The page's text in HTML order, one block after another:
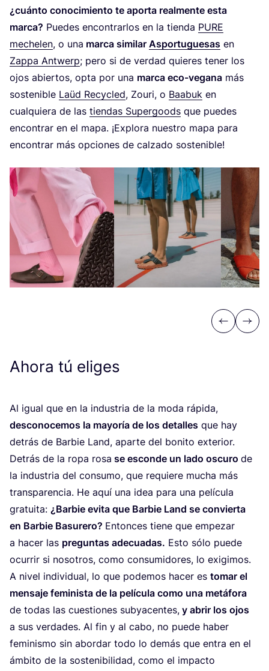
¿cuán­to cono­ci­mien­to te apor­ta real­men­te esta
mar­ca? Pue­des encon­trar­los en la tien­da PURE
meche­len, o una mar­ca simi­lar Aspor­tu­gue­sas en
Zap­pa Ant­werp; pero si de ver­dad quie­res tener los
ojos abier­tos, opta por una mar­ca eco-vega­na más
sos­te­ni­ble Laüd Recy­cled, Zou­ri, o Baa­buk en
cual­quie­ra de las tien­das Super­goods que pue­des
encon­trar en el mapa. ¡Explo­ra nues­tro mapa para
encon­trar más opcio­nes de cal­za­do sostenible!
Previous
Next
Ahora tú eliges
Al igual que en la indus­tria de la moda rápi­da,
des­co­no­ce­mos la mayo­ría de los deta­lles que hay
detrás de Bar­bie Land, apar­te del boni­to exte­rior.
Detrás de la ropa rosa se escon­de un lado oscu­ro de
la indus­tria del con­su­mo, que requie­re mucha más
trans­pa­ren­cia. He aquí una idea para una pelí­cu­la
gra­tui­ta: ¿Bar­bie evi­ta que Bar­bie Land se con­vier­ta
en Bar­bie Basu­re­ro? Enton­ces tie­ne que empe­zar
a hacer las pre­gun­tas ade­cua­das. Esto sólo pue­de
ocu­rrir si noso­tros, como con­su­mi­do­res, lo exigimos.
A nivel indi­vi­dual, lo que pode­mos hacer es tomar el
men­sa­je femi­nis­ta de la pelí­cu­la como una metá­fo­ra
de todas las cues­tio­nes sub­ya­cen­tes, y abrir los ojos
a sus ver­da­des. Al fin y al cabo, no pue­de haber
femi­nis­mo sin abor­dar todo lo demás que entra en el
ámbi­to de la sos­te­ni­bi­li­dad, como el impac­to